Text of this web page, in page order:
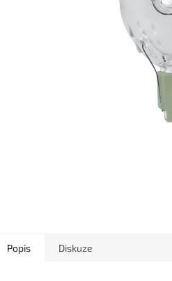
Popis Diskuze